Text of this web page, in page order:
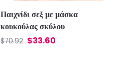
Παιχνίδι σεξ με μάσκα
κουκούλας σκύλου
$70.92 $33.60